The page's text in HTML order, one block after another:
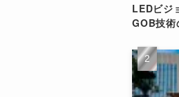
LEDビジ
GOB技術